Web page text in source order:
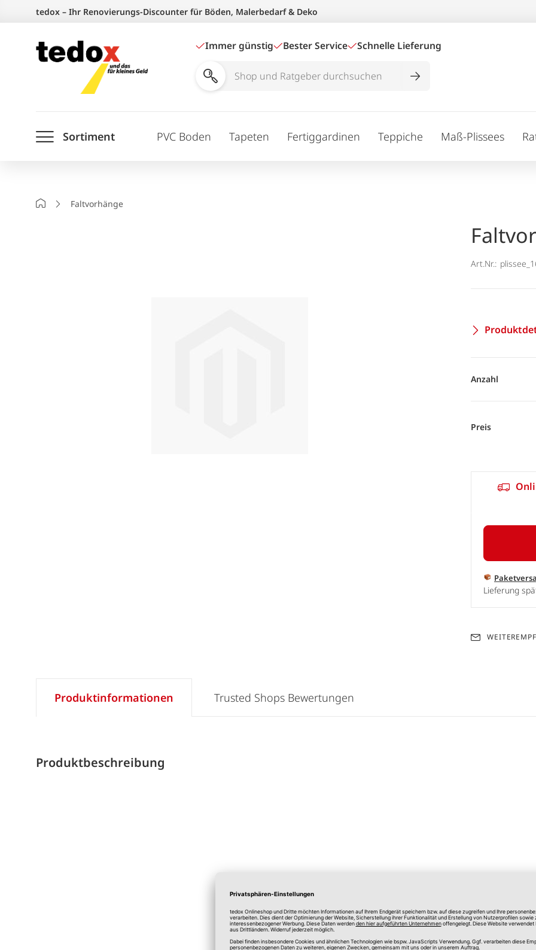
springen
tedox – Ihr Renovierungs-Discounter für Böden, Malerbedarf & Deko
Immer günstig Bester Service Schnelle Lieferung
Shop
durchsuchen
Sortiment PVC Boden Tapeten Fertiggardinen Teppiche Maß-Plissees
StartseiteFaltvorhänge
Art.Nr.:
Anzahl
Preis
Lieferung
Produktinformationen
Produktbeschreibung
Trusted Shops Bewertungen
*Alle Preise in Euro, inkl. gesetzlicher Mehrwertsteuer, zzgl.